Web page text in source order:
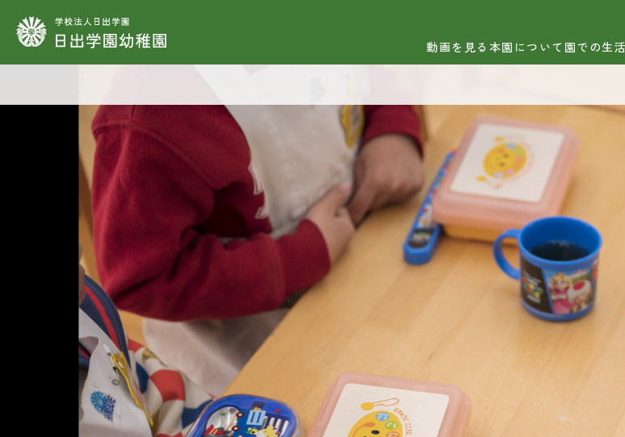
動画を見る 本園について 園での生活
本園について
教育理念・教育目標
保育の特徴
施設紹介
安心・安全への取り組み
小学校進学状況
園での生活
幼稚園の1年
小学校合格実績
BLOG
FAQ
公開行事
お問い合わせ
保護者の皆さま